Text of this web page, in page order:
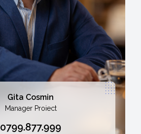
Gita Cosmin
Manager Proiect
0799.877.999